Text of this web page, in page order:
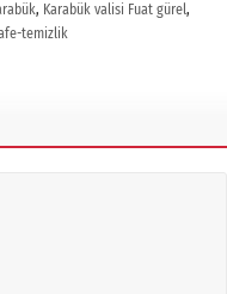
, Karabük valisi Fuat gürel,
temizlik